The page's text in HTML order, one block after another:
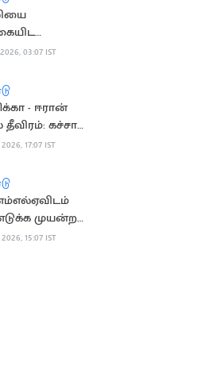
ஆயத்தம்
03:07 IST
- ஈரான்
கச்சா
தட்டுப்பாடு
17:07 IST
முயன்ற
15:07 IST